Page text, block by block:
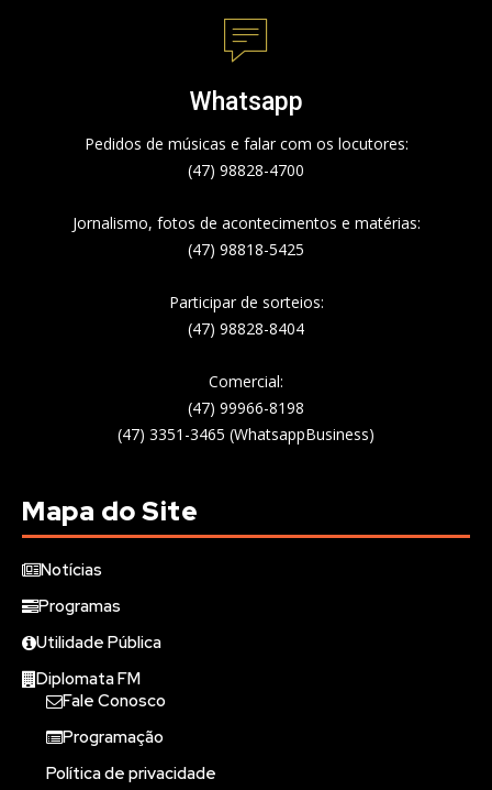
Whatsapp
Pedidos de músicas e falar com os locutores:
(47) 98828-4700
Jornalismo, fotos de acontecimentos e matérias:
(47) 98818-5425
Participar de sorteios:
(47) 98828-8404
Comercial:
(47) 99966-8198
(47) 3351-3465 (WhatsappBusiness)
Mapa do Site
Notícias
Programas
Utilidade Pública
Diplomata FM
Fale Conosco
Programação
Política de privacidade